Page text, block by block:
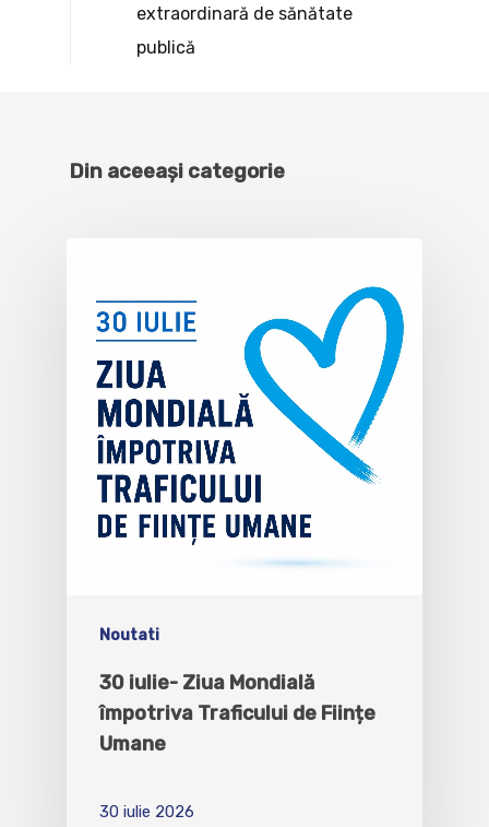
extraordinară de sănătate
publică
Din aceeași categorie
Noutati
30 iulie- Ziua Mondială
împotriva Traficului de Ființe
Umane
30 iulie 2026